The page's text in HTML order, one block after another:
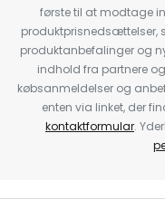
første til at modtage
produktprisnedsættelser,
produktanbefalinger og
indhold fra partnere
købsanmeldelser og
enten via linket, der
kontaktformular.